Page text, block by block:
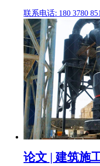
联系电话: 180 3780
论文 | 建筑施